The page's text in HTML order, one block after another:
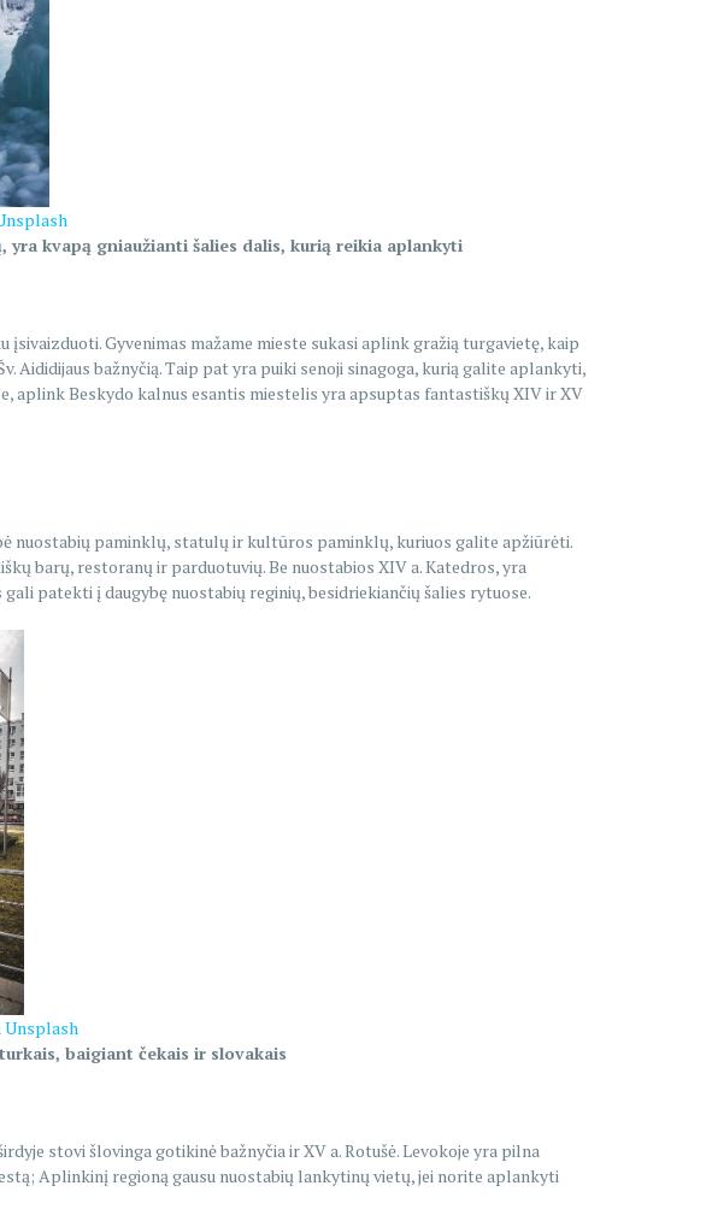
kvapą gniaužianti šalies dalis, kurią reikia aplankyti
Gyvenimas mažame mieste sukasi aplink gražią turgavietę, kaip
Aididijaus bažnyčią. Taip pat yra puiki senoji sinagoga, kurią galite aplankyti,
aplink Beskydo kalnus esantis miestelis yra apsuptas fantastiškų XIV ir XV
nuostabių paminklų, statulų ir kultūros paminklų, kuriuos galite apžiūrėti.
barų, restoranų ir parduotuvių. Be nuostabios XIV a. Katedros, yra
patekti į daugybę nuostabių reginių, besidriekiančių šalies rytuose.
Unsplash
baigiant čekais ir slovakais
stovi šlovinga gotikinė bažnyčia ir XV a. Rotušė. Levokoje yra pilna
Aplinkinį regioną gausu nuostabių lankytinų vietų, jei norite aplankyti